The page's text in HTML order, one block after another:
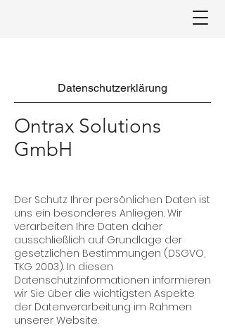
Datenschutzerklärung
Ontrax Solutions
GmbH
Der Schutz Ihrer persönlichen Daten ist
uns ein besonderes Anliegen. Wir
verarbeiten Ihre Daten daher
ausschließlich auf Grundlage der
gesetzlichen Bestimmungen (DSGVO,
TKG 2003). In diesen
Datenschutzinformationen informieren
wir Sie über die wichtigsten Aspekte
der Datenverarbeitung im Rahmen
unserer Website.